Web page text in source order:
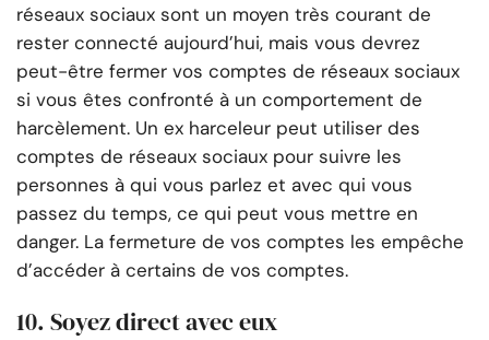
réseaux sociaux sont un moyen très courant de
rester connecté aujourd’hui, mais vous devrez
peut-être fermer vos comptes de réseaux sociaux
si vous êtes confronté à un comportement de
harcèlement. Un ex harceleur peut utiliser des
comptes de réseaux sociaux pour suivre les
personnes à qui vous parlez et avec qui vous
passez du temps, ce qui peut vous mettre en
danger. La fermeture de vos comptes les empêche
d’accéder à certains de vos comptes.
10. Soyez direct avec eux